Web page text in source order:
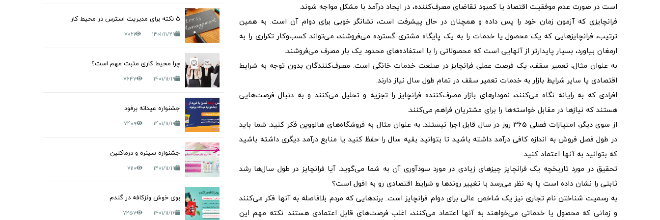
است در صورت عدم موفقیت اقتصاد یا کمبود تقاضای مصرف‌کننده، در ایجاد درآمد با مشکل مواجه شوند.
فرانچایزی که آزمون زمان خود را پس داده و همچنان در حال پیشرفت است، نشانگر خوبی برای دوام آن است. به همین
ترتیب، فرانچایزهایی که یک محصول یا خدمات را به یک پایگاه مشتری گسترده می‌فروشند، می‌تواند کسب‌وکار تکراری را به
ارمغان بیاورد، بسیار پایدارتر از آنهایی است که محصولاتی را با استفاده‌های محدود یک بار مصرف می‌فروشند.
به عنوان مثال، تعمیر سقف، یک فرصت عملی فرانچایز در صنعت خدمات خانگی است. مصرف‌کنندگان بدون توجه به شرایط
اقتصادی یا سایر شرایط بازار به خدمات تعمیر سقف در تمام طول سال نیاز دارند.
افرادی که به رایانه نگاه می‌کنند، نمودارهای بازار مصرف‌کننده فرانچایز را تجزیه و تحلیل می‌کنند و به دنبال فرصت‌هایی
هستند که نیازها در مقابل خواسته‌ها را برای مشتریان فراهم می‌کنند.
از سوی دیگر، امتیازات فصلی 365 روز در سال قابل اجرا نیستند. به عنوان مثال به فروشگاه‌های هالووین فکر کنید. شما باید
در طول فصل فروش به اندازه کافی درآمد داشته باشید تا بتوانید بقیه سال را حفظ کنید یا منابع درآمد دیگری داشته باشید
که بتوانید به آنها اعتماد کنید.
تحقیق در مورد تاریخچه یک فرانچایز چیزهای زیادی در مورد سودآوری آن به شما می‌گوید. آیا فرانچایز در طول سال‌ها رشد
ثابتی را نشان داده است یا به نظر می‌رسد با تغییر روندها و شرایط اقتصادی رو به افول است؟
به رسمیت شناختن نام تجاری نیز یک شاخص عالی برای دوام فرانچایز است. برندهایی که مردم بلافاصله به آنها فکر می‌کنند
و زمانی که محصول یا خدماتی می‌خواهند به آنها اعتماد می‌کنند، اغلب فرصت‌های قابل اعتمادی هستند. نکته مهم این
5 نکته برای مدیریت استرس در محیط کار
1401/11/29
7061
چرا محیط کاری مثبت مهم است؟
1401/11/19
7647
جشنواره عیدانه برفود
1401/11/19
7409
جشنواره سینره و درماکلین
1401/11/19
7110
بوی خوش ونزکافه در گندم
1401/11/16
7257